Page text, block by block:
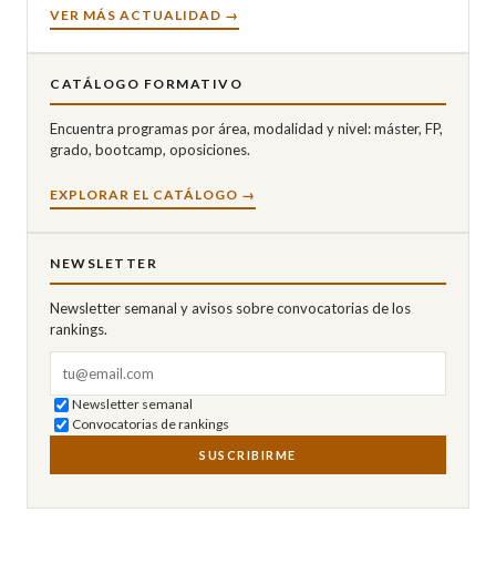
VER MÁS ACTUALIDAD →
CATÁLOGO FORMATIVO
Encuentra programas por área, modalidad y nivel: máster, FP,
grado, bootcamp, oposiciones.
EXPLORAR EL CATÁLOGO →
NEWSLETTER
Newsletter semanal y avisos sobre convocatorias de los
rankings.
Newsletter semanal
Convocatorias de rankings
SUSCRIBIRME